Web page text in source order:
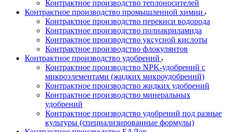
Контрактное производство теплоносителей
Контрактное производство промышленной химии
Контрактное производство перекиси водорода
Контрактное производство полиакриламида
Контрактное производство уксусной кислоты
Контрактное производство флокулянтов
Контрактное производство удобрений
Контрактное производство NPK-удобрений с
микроэлементами (жидких микроудобрений)
Контрактное производство жидких удобрений
Контрактное производство минеральных
удобрений
Контрактное производство удобрений под разные
культуры (специализированные формулы)